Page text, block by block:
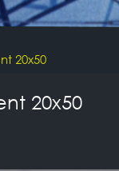
20x50
20x50